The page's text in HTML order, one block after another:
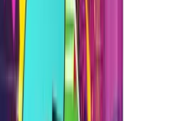
zzgl. Versandkosten
Werktagen bei dir